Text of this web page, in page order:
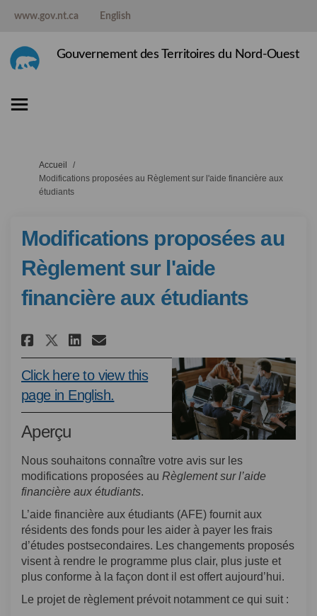
www.gov.nt.ca English
Gouvernement des Territoires du Nord-Ouest
Vous êtes ici:
Accueil
Modifications proposées au Règlement sur l'aide financière aux
étudiants
Modifications proposées au
Règlement sur l'aide
financière aux étudiants
Partager Modifications
Partager Modifications
Partager Modifications
Courriel Modifications
Click here to view this
page in English. (Liens externes)
Aperçu
Nous souhaitons connaître votre avis sur les
modifications proposées au Règlement sur l’aide
financière aux étudiants.
L’aide financière aux étudiants (AFE) fournit aux
résidents des fonds pour les aider à payer les frais
d’études postsecondaires. Les changements proposés
visent à rendre le programme plus clair, plus juste et
plus conforme à la façon dont il est offert aujourd’hui.
Le projet de règlement prévoit notamment ce qui suit :